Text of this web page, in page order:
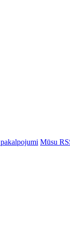
Mūsu